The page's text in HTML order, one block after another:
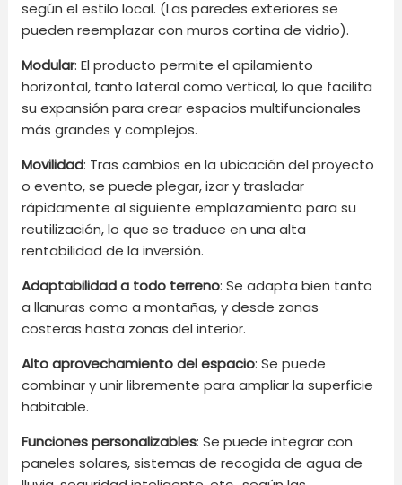
según el estilo local. (Las paredes exteriores se
pueden reemplazar con muros cortina de vidrio).
Modular: El producto permite el apilamiento
horizontal, tanto lateral como vertical, lo que facilita
su expansión para crear espacios multifuncionales
más grandes y complejos.
Movilidad: Tras cambios en la ubicación del proyecto
o evento, se puede plegar, izar y trasladar
rápidamente al siguiente emplazamiento para su
reutilización, lo que se traduce en una alta
rentabilidad de la inversión.
Adaptabilidad a todo terreno: Se adapta bien tanto
a llanuras como a montañas, y desde zonas
costeras hasta zonas del interior.
Alto aprovechamiento del espacio: Se puede
combinar y unir libremente para ampliar la superficie
habitable.
Funciones personalizables: Se puede integrar con
paneles solares, sistemas de recogida de agua de